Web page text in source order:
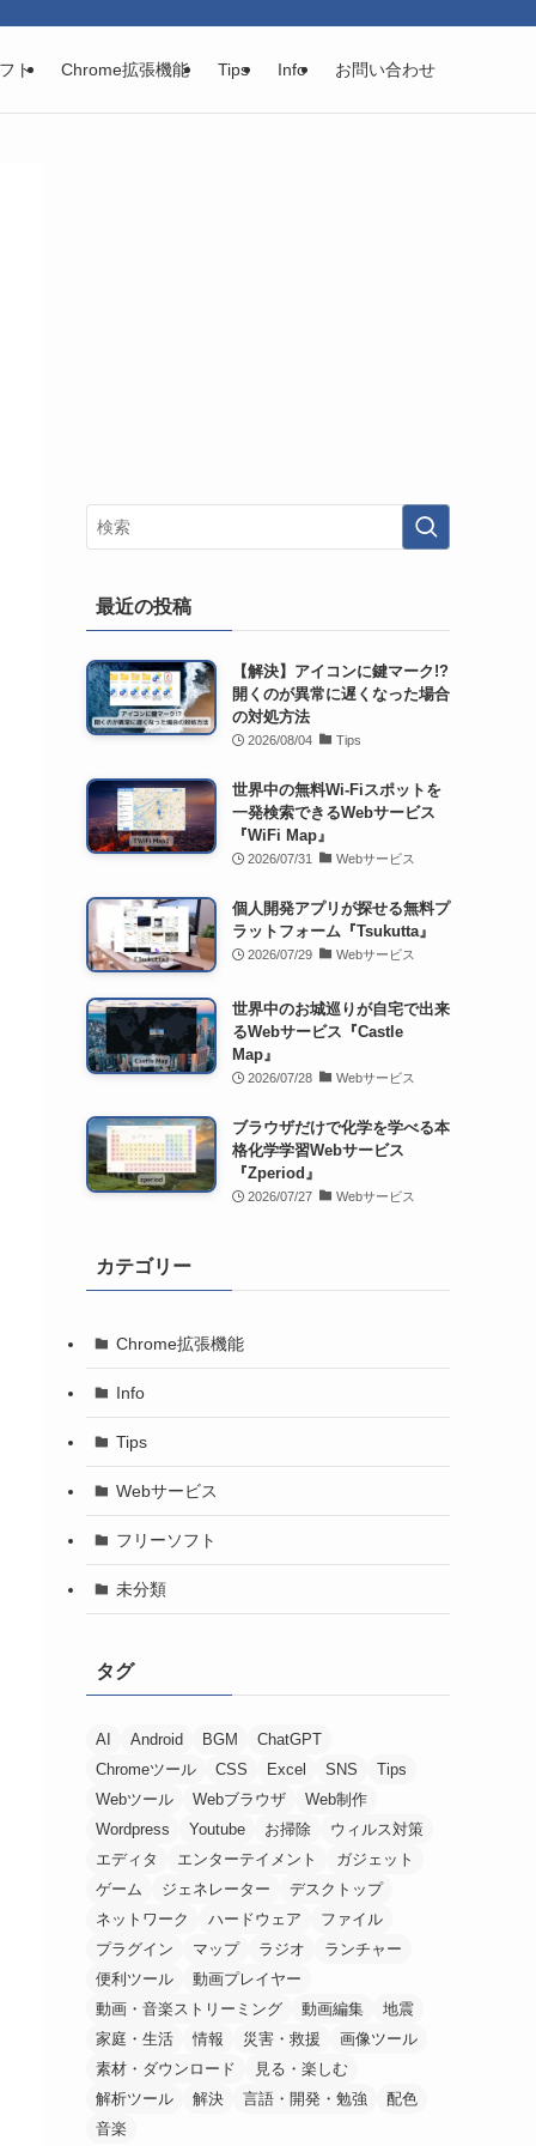
ト Chrome拡張機能 Tips Info お問い合わせ
最近の投稿
【解決】アイコンに鍵マーク!?
開くのが異常に遅くなった場合
の対処方法
2026/08/04 Tips
世界中の無料Wi-Fiスポットを
一発検索できるWebサービス
『WiFi Map』
2026/07/31 Webサービス
個人開発アプリが探せる無料プ
ラットフォーム『Tsukutta』
2026/07/29 Webサービス
世界中のお城巡りが自宅で出来
るWebサービス『Castle
Map』
2026/07/28 Webサービス
ブラウザだけで化学を学べる本
格化学学習Webサービス
『Zperiod』
2026/07/27 Webサービス
カテゴリー
Chrome拡張機能
Info
Tips
Webサービス
フリーソフト
未分類
タグ
AI Android BGM
ChatGPT
Chromeツール
CSS Excel SNS
Tips
Webツール
Webブラウザ
Web制作
Wordpress
Youtube お掃除
ウィルス対策
エディタ
エンターテイメント
ガジェット
ゲーム
ジェネレーター
デスクトップ
ネットワーク
ハードウェア
ファイル
プラグイン
マップ ラジオ
ランチャー
便利ツール
動画プレイヤー
動画・音楽ストリーミング
動画編集
地震
家庭・生活
情報 災害・救援
画像ツール
素材・ダウンロード
見る・楽しむ
解析ツール
解決 言語・開発・勉強
配色
音楽